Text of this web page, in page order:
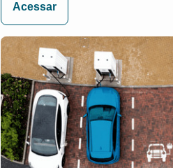
Acessar